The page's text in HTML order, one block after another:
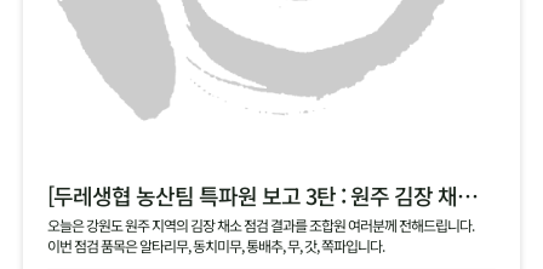
[두레생협 농산팀 특파원 보고 3탄 : 원주 김장 채소 필지 점검 현황 공유]
오늘은 강원도 원주 지역의 김장 채소 점검 결과를 조합원 여러분께 전해드립니다.
이번 점검 품목은 알타리무, 동치미무, 통배추, 무, 갓, 쪽파입니다.